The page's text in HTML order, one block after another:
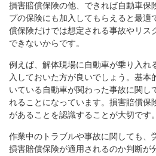
損害賠償保険の他、できれば自動車保
プの保険にも加入してもらえると最適
償保険だけでは想定される事故やリス
できないからです。
例えば、解体現場に自動車が乗り入れ
入しておいた方が良いでしょう。基本
いている自動車が関わった事故に関し
れることになっています。損害賠償保
があることを認識することが大切です。
作業中のトラブルや事故に関しても、
損害賠償保険が適用されるのか判断が